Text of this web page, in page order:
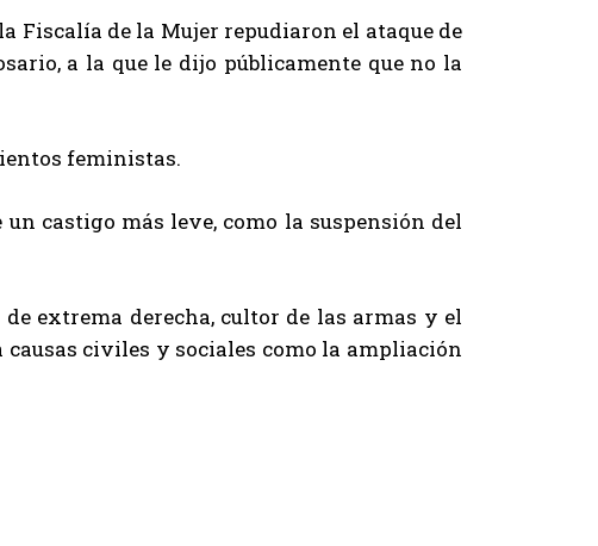
Fiscalía de la Mujer repudiaron el ataque de
a la que le dijo públicamente que no la
feministas.
castigo más leve, como la suspensión del
extrema derecha, cultor de las armas y el
civiles y sociales como la ampliación